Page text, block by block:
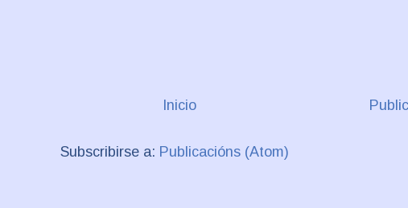
Inicio
Subscribirse a: Publicacións (Atom)